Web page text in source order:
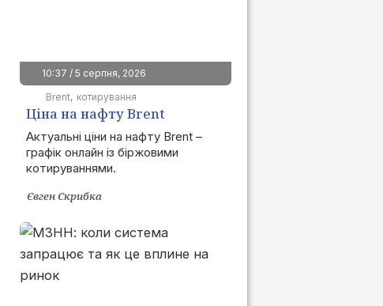
10:37 / 5 серпня, 2026
Brent котирування
Ціна на нафту Brent
сьогодні | графік онлайн
Актуальні ціни на нафту Brent –
графік онлайн із біржовими
котируваннями.
Євген Скрибка